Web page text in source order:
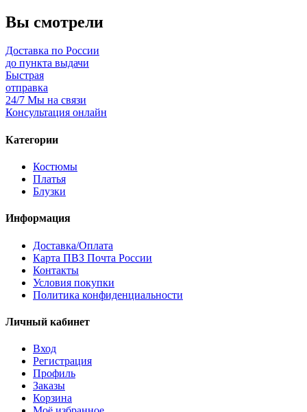
Вы смотрели
Доставка по России
до пункта выдачи
Быстрая
отправка
24/7 Мы на связи
Консультация онлайн
Категории
Костюмы
Платья
Блузки
Информация
Доставка/Оплата
Карта ПВЗ Почта России
Контакты
Условия покупки
Политика конфиденциальности
Личный кабинет
Вход
Регистрация
Профиль
Заказы
Корзина